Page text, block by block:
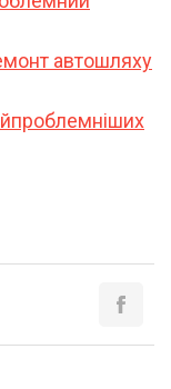
автошляху